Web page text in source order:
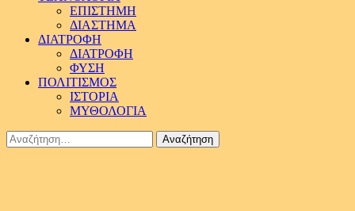
ΕΠΙΣΤΗΜΗ
ΔΙΑΣΤΗΜΑ
ΔΙΑΤΡΟΦΗ
ΔΙΑΤΡΟΦΗ
ΦΥΣΗ
ΠΟΛΙΤΙΣΜΟΣ
ΙΣΤΟΡΙΑ
ΜΥΘΟΛΟΓΙΑ
Αναζήτηση
για: